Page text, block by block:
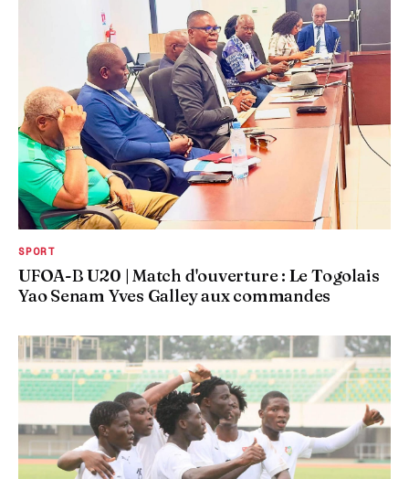
SPORT
UFOA-B U20 | Match d'ouverture : Le Togolais
Yao Senam Yves Galley aux commandes